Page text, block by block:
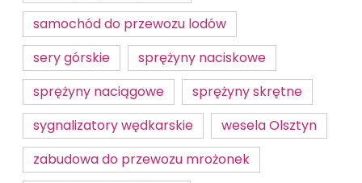
samochód do przewozu lodów
sery górskie
sprężyny naciskowe
sprężyny naciągowe
sprężyny skrętne
sygnalizatory wędkarskie
wesela Olsztyn
zabudowa do przewozu mrożonek